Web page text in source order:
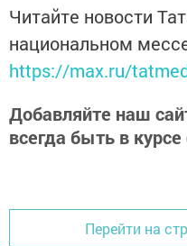
Читайте новости
национальном
https://max.ru/
Добавляйте наш
всегда быть в
Перейти на